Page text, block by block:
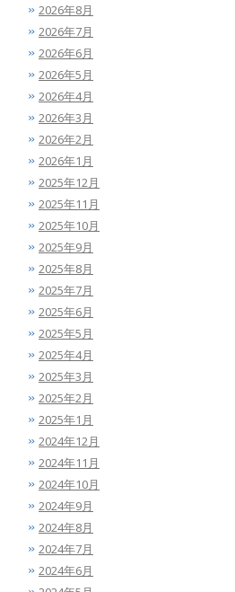
2026年8月
2026年7月
2026年6月
2026年5月
2026年4月
2026年3月
2026年2月
2026年1月
2025年12月
2025年11月
2025年10月
2025年9月
2025年8月
2025年7月
2025年6月
2025年5月
2025年4月
2025年3月
2025年2月
2025年1月
2024年12月
2024年11月
2024年10月
2024年9月
2024年8月
2024年7月
2024年6月